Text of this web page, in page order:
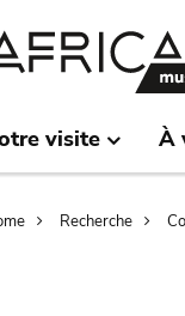
visite À
Recherche